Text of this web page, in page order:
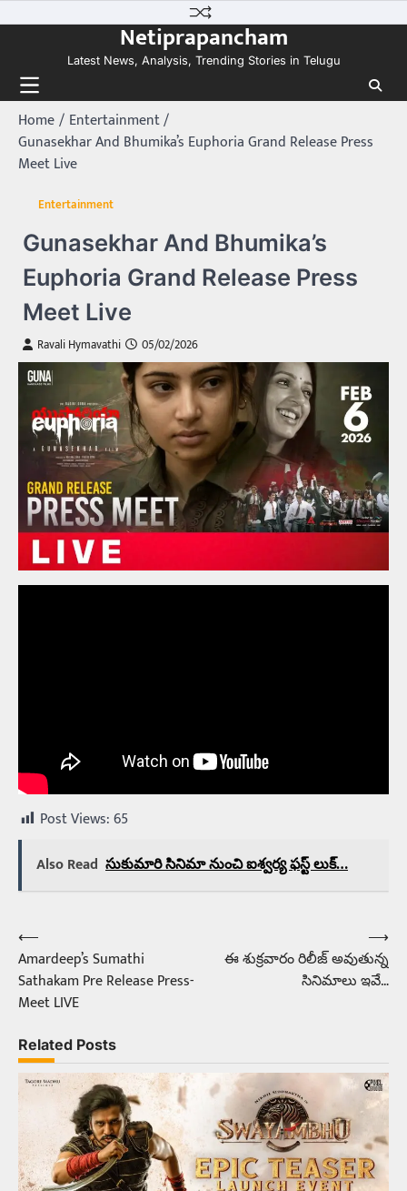
to
Netiprapancham
Latest News, Analysis, Trending Stories in Telugu
Home
Entertainment
Gunasekhar And Bhumika’s Euphoria Grand Release Press
Meet Live
Entertainment
Gunasekhar And Bhumika’s
Euphoria Grand Release Press
Meet Live
Ravali Hymavathi 05/02/2026
Post Views:65
Also Read సుకుమారి సినిమా నుంచి ఐశ్వర్య ఫస్ట్ లుక్…
Post
navigation
⟵
Amardeep’s Sumathi
Sathakam Pre Release Press-
Meet LIVE
ఈ శుక్రవారం రిలీజ్ అవుతున్న
సినిమాలు ఇవే…
⟶
Related Posts